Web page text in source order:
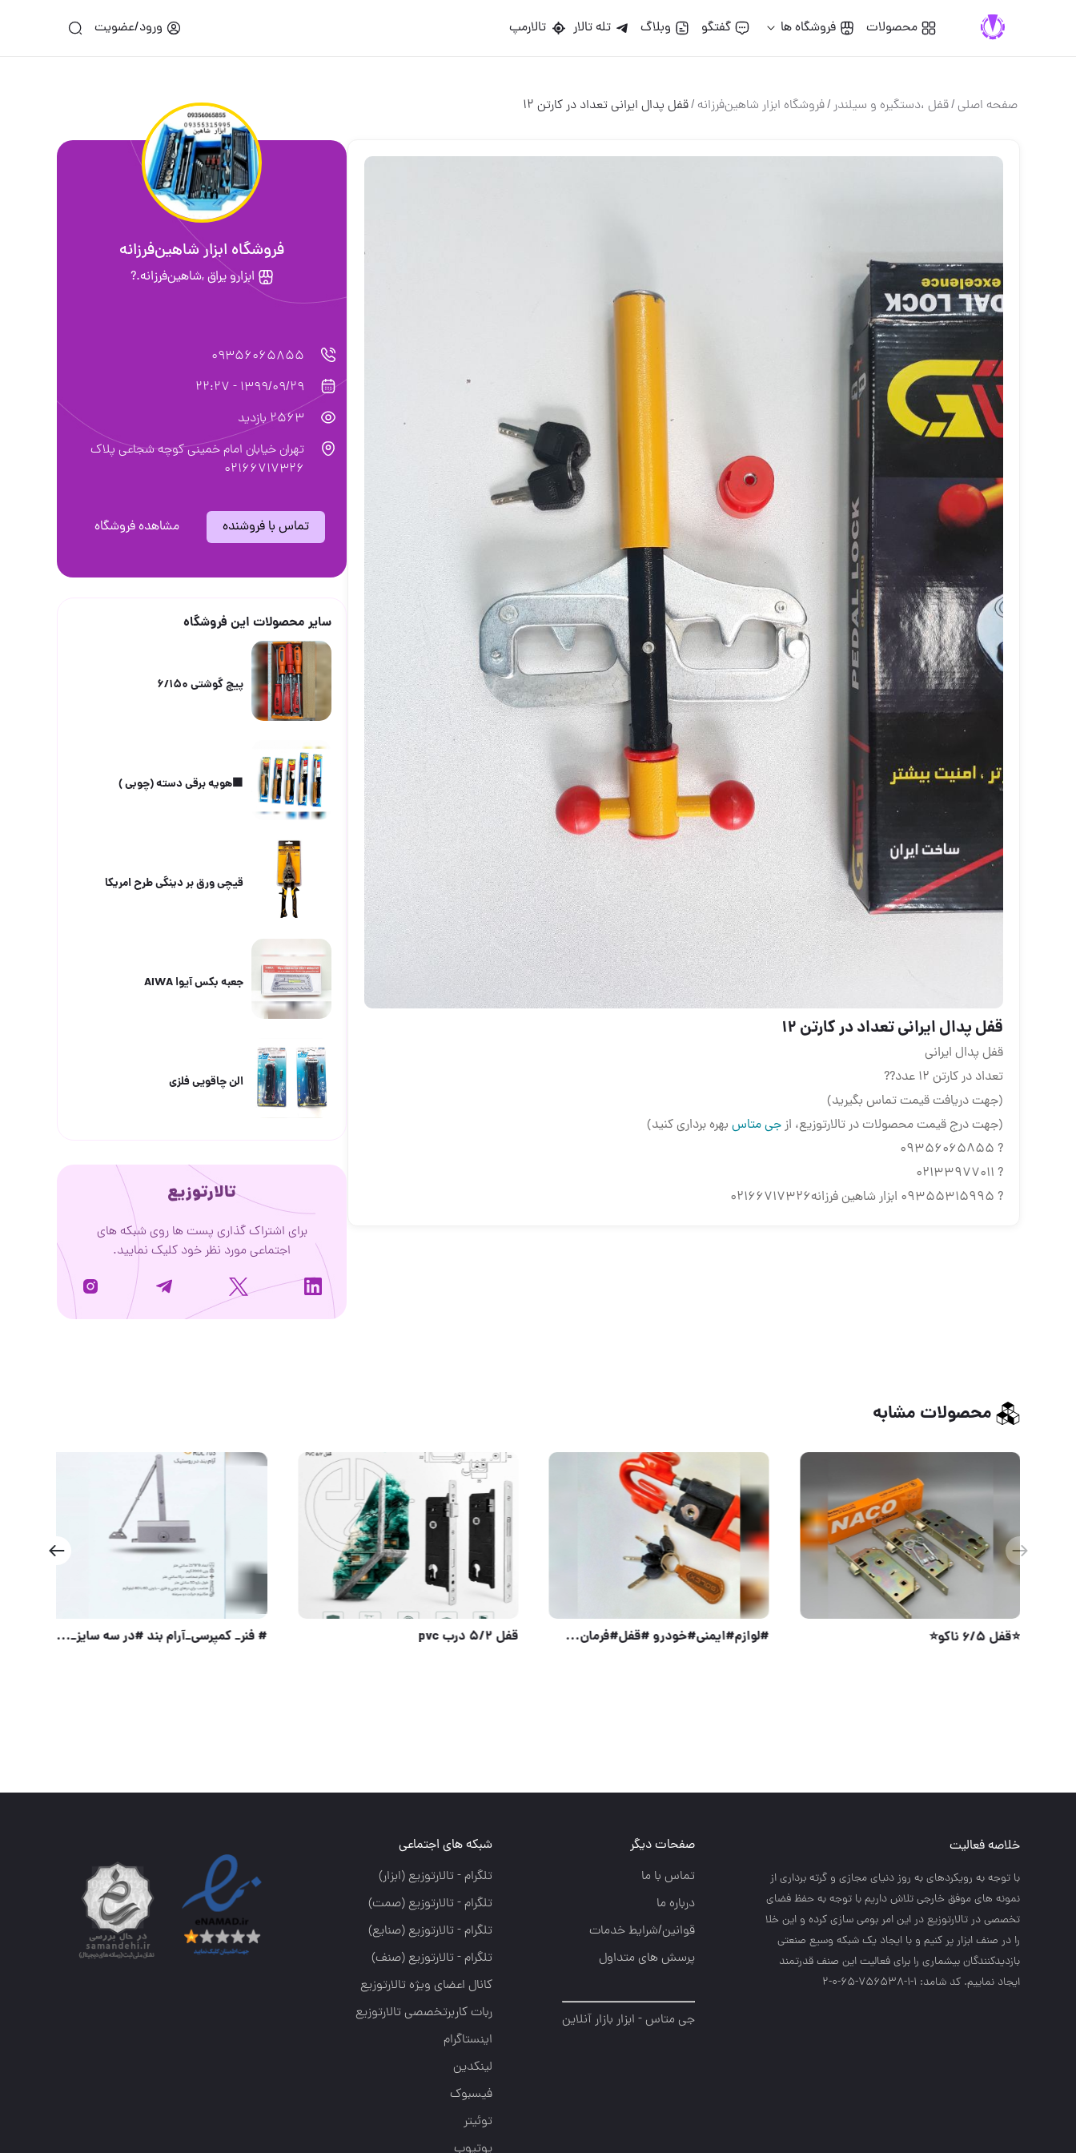
محصولات فروشگاه ها گفتگو وبلاگ تله تالار تالارمپ ورود/عضویت
صفحه اصلی/قفل ،دستگيره و سيلندر/فروشگاه ابزار شاهین‌فرزانه /قفل پدال ایرانی تعداد در کارتن ۱۲
قفل پدال ایرانی تعداد در کارتن ۱۲
قفل پدال ایرانی
تعداد در کارتن ۱۲ عدد??
(جهت دریافت قیمت تماس بگیرید)
(جهت درج قیمت محصولات در تالارتوزیع، ازجی متاس بهره برداری کنید)
? 09356065855
? 02133977011
? 09355315995 ابزار شاهین فرزانه02166717326
فروشگاه ابزار شاهین‌فرزانه
ابزارو یراق ,شاهین‌فرزانه.?
09356065855
1399/09/29 - 22:27
2563 بازدید
تهران خیابان امام خمینی کوچه شجاعی پلاک
02166717326
تماس با فروشنده مشاهده فروشگاه
سایر محصولات این فروشگاه
پیچ گوشتی ۶/۱۵۰
🟧هویه برقی دسته (چوبی )
قیچی ورق بر دینگی طرح امریکا
جعبه بکس آیوا AIWA
الن چاقویی فلزی
تالارتوزیع
برای اشتراک گذاری پست ها روی شبکه های
اجتماعی مورد نظر خود کلیک نمایید.
محصولات مشابه
دستگیره پلاک 5 / 2 / 3 و 5 / 3 ⭐️قفل ۶/۵ ناکو⭐️ قفل 5/2 درب pvc
خلاصه فعالیت
با توجه به رويكردهاي به روز دنياي مجازي و گرته برداري از
نمونه هاي موفق خارجي تلاش داريم با توجه به حفظ فضاي
تخصصي در تالارتوزيع در اين امر بومي سازي كرده و اين خلا
را در صنف ابزار پر كنيم و با ايجاد يك شبكه وسيع صنعتي
بازديدكنندگان بيشماري را براي فعاليت اين صنف قدرتمند
ايجاد نماييم. کد شامد: 1-1-756538-65-0-2
صفحات دیگر
تماس با ما
درباره ما
قوانین/شرایط خدمات
پرسش های متداول
جی متاس - ابزار بازار آنلاین
شبکه های اجتماعی
تلگرام - تالارتوزيع (ابزار)
تلگرام - تالارتوزيع (صمت)
تلگرام - تالارتوزيع (صنايع)
تلگرام - تالارتوزیع (صنف)
کانال اعضای ویژه تالارتوزیع
ربات کاربرتخصصی تالارتوزیع
اینستاگرام
لینکدین
فیسبوک
توئیتر
یوتیوب